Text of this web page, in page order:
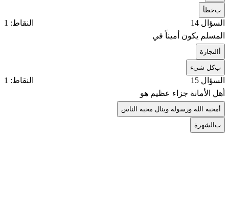
بخطأ
السؤال 14
النقاط: 1
المسلم يكون أميناً في
التجارة
بكل شيء
السؤال 15
النقاط: 1
أهل الأمانة جزاء عظيم هو
محبة الله ورسوله وينال محبة الناس
بالشهرة